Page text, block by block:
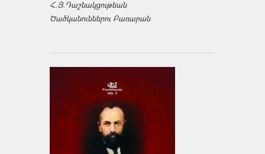
Հ.Յ.Դաշնակցութեան
Ծածկանուններու Բառարան